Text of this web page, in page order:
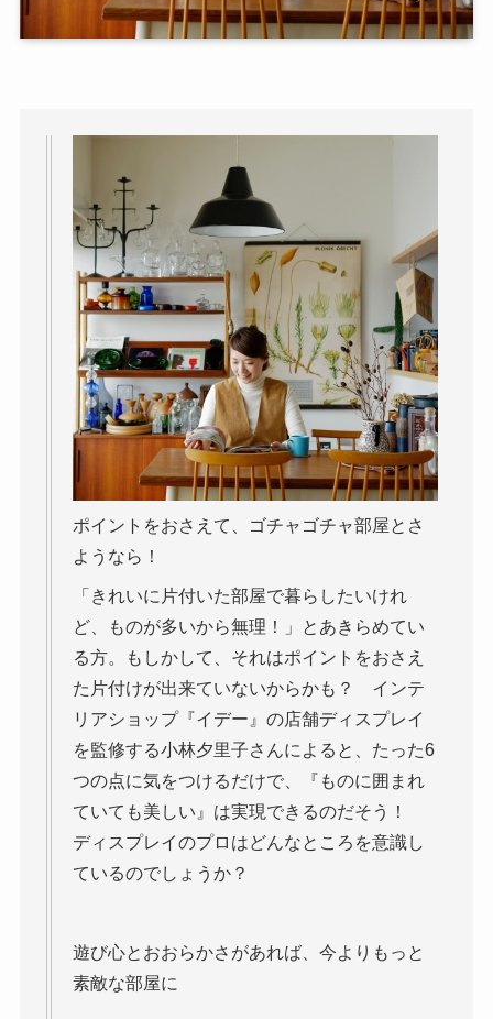
ポイントをおさえて、ゴチャゴチャ部屋とさ
ようなら！
「きれいに片付いた部屋で暮らしたいけれ
ど、ものが多いから無理！」とあきらめてい
る方。もしかして、それはポイントをおさえ
た片付けが出来ていないからかも？ インテ
リアショップ『イデー』の店舗ディスプレイ
を監修する小林夕里子さんによると、たった6
つの点に気をつけるだけで、『ものに囲まれ
ていても美しい』は実現できるのだそう！
ディスプレイのプロはどんなところを意識し
ているのでしょうか？
遊び心とおおらかさがあれば、今よりもっと
素敵な部屋に